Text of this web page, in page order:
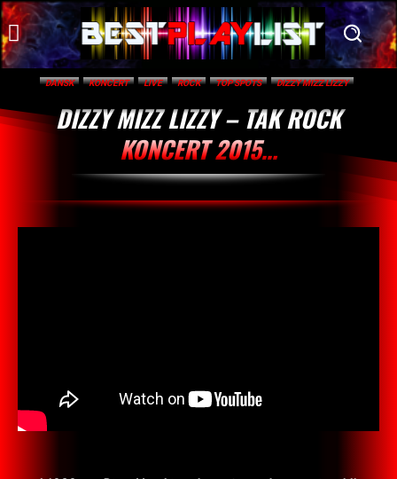
DANSK KONCERT LIVE ROCK TOP SPOTS DIZZY MIZZ LIZZY
DIZZY MIZZ LIZZY – TAK ROCK
KONCERT 2015…